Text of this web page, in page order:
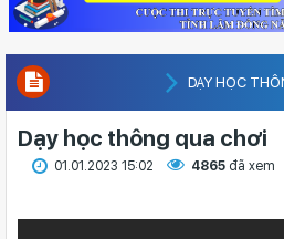
DẠY HỌC
Dạy học thông qua chơi
01.01.2023 15:02 4865 đã xem